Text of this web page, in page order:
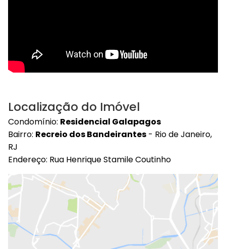
Localização do Imóvel
Condomínio: Residencial Galapagos
Bairro: Recreio dos Bandeirantes - Rio de Janeiro,
RJ
Endereço: Rua Henrique Stamile Coutinho